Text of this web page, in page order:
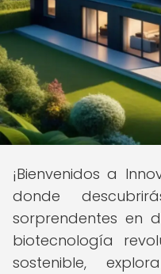
¡Bienvenidos a
donde
sorprendentes en
biotecnología
sostenible,